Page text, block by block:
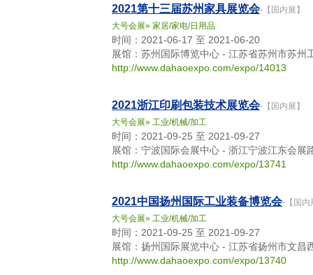
2021第十三届苏州家具展览会-【国内展】
大号会展» 家居/家电/日用品
时间：2021-06-17 至 2021-06-20
展馆：苏州国际博览中心 - 江苏省苏州市苏州
http://www.dahaoexpo.com/expo/14013
2021浙江印刷包装技术展览会-【国内展】
大号会展» 工业/机械/加工
时间：2021-09-25 至 2021-09-27
展馆：宁波国际会展中心 - 浙江宁波江东会展
http://www.dahaoexpo.com/expo/13741
2021中国扬州国际工业装备博览会-【国内
大号会展» 工业/机械/加工
时间：2021-09-25 至 2021-09-27
展馆：扬州国际展览中心 - 江苏省扬州市文昌
http://www.dahaoexpo.com/expo/13740